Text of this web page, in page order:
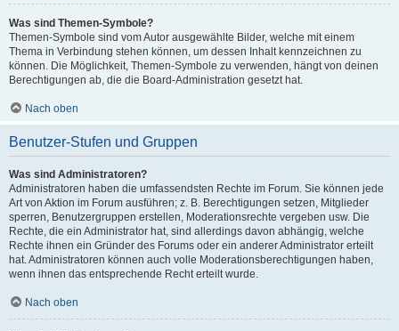
Was sind Themen-Symbole?
Themen-Symbole sind vom Autor ausgewählte Bilder, welche mit einem
Thema in Verbindung stehen können, um dessen Inhalt kennzeichnen zu
können. Die Möglichkeit, Themen-Symbole zu verwenden, hängt von deinen
Berechtigungen ab, die die Board-Administration gesetzt hat.
Nach oben
Benutzer-Stufen und Gruppen
Was sind Administratoren?
Administratoren haben die umfassendsten Rechte im Forum. Sie können jede
Art von Aktion im Forum ausführen; z. B. Berechtigungen setzen, Mitglieder
sperren, Benutzergruppen erstellen, Moderationsrechte vergeben usw. Die
Rechte, die ein Administrator hat, sind allerdings davon abhängig, welche
Rechte ihnen ein Gründer des Forums oder ein anderer Administrator erteilt
hat. Administratoren können auch volle Moderationsberechtigungen haben,
wenn ihnen das entsprechende Recht erteilt wurde.
Nach oben